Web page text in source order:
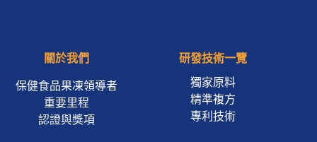
關於我們
保健食品果凍領導者
重要里程
認證與獎項
研發技術一覽
獨家原料
精準複方
專利技術